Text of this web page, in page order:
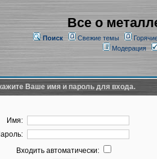
Все о
Поиск Свежие темы
Модерация
Ваше имя и пароль для входа.
Имя:
Входить автоматически: